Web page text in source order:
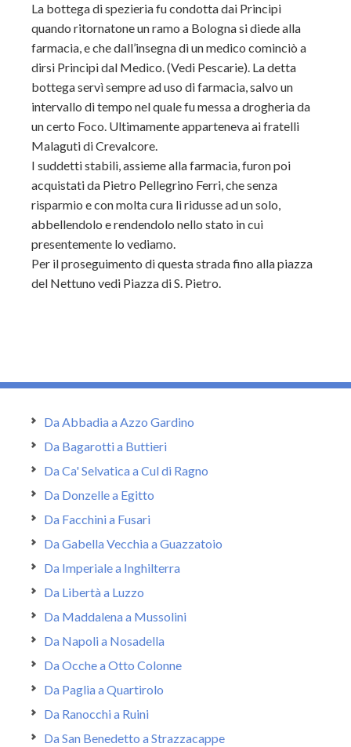
La bottega di spezieria fu condotta dai Principi
quando ritornatone un ramo a Bologna si diede alla
farmacia, e che dall’insegna di un medico cominciò a
dirsi Principi dal Medico. (Vedi Pescarie). La detta
bottega servì sempre ad uso di farmacia, salvo un
intervallo di tempo nel quale fu messa a drogheria da
un certo Foco. Ultimamente apparteneva ai fratelli
Malaguti di Crevalcore.
I suddetti stabili, assieme alla farmacia, furon poi
acquistati da Pietro Pellegrino Ferri, che senza
risparmio e con molta cura li ridusse ad un solo,
abbellendolo e rendendolo nello stato in cui
presentemente lo vediamo.
Per il proseguimento di questa strada fino alla piazza
del Nettuno vedi Piazza di S. Pietro.
Da Abbadia a Azzo Gardino
Da Bagarotti a Buttieri
Da Ca' Selvatica a Cul di Ragno
Da Donzelle a Egitto
Da Facchini a Fusari
Da Gabella Vecchia a Guazzatoio
Da Imperiale a Inghilterra
Da Libertà a Luzzo
Da Maddalena a Mussolini
Da Napoli a Nosadella
Da Ocche a Otto Colonne
Da Paglia a Quartirolo
Da Ranocchi a Ruini
Da San Benedetto a Strazzacappe